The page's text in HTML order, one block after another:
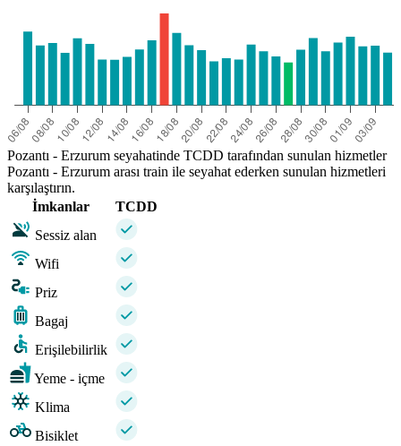
Pozantı - Erzurum seyahatinde TCDD tarafından sunulan hizmetler
Pozantı - Erzurum arası train ile seyahat ederken sunulan hizmetleri
karşılaştırın.
İmkanlar
TCDD
Sessiz alan
Wifi
Priz
Bagaj
Erişilebilirlik
Yeme - içme
Klima
Bisiklet